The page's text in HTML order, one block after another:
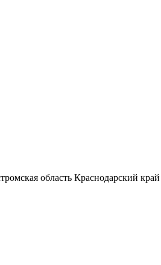
область Краснодарский край